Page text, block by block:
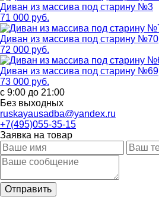
Диван из массива под старину №3
71 000 руб.
Диван из массива под старину №70
72 000 руб.
Диван из массива под старину №69
73 000 руб.
с 9:00 до 21:00
Без выходных
ruskayausadba@yandex.ru
+7(495)055-35-15
Заявка на товар